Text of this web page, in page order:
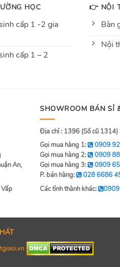
HỌC
cấp 1 -2 gia
cấp 1 – 2
👉 NỘI
Bàn
Nội
An,
SHOWROOM BÁN SỈ
Địa chỉ : 1396 (Số cũ 1314)
Gọi mua hàng 1:
0909
Gọi mua hàng 2:
0909
Gọi mua hàng 3:
0909
P. bán hàng:
028 6686
Các tỉnh thành khác: